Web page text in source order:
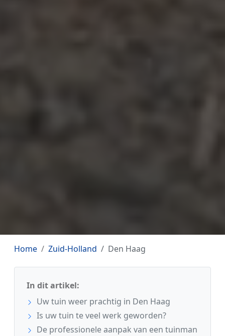
Home Zuid-Holland Den Haag
In dit artikel:
Uw tuin weer prachtig in Den Haag
Is uw tuin te veel werk geworden?
De professionele aanpak van een tuinman